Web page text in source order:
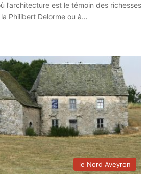
l’architecture est le témoin des richesses
Philibert Delorme ou à…
le Nord Aveyron